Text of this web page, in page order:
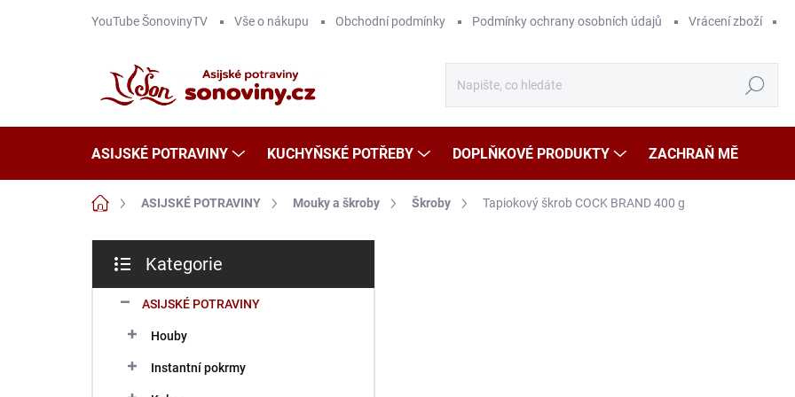
YouTube ŠonovinyTV Vše o nákupu Obchodní podmínky Podmínky ochrany osobních údajů Vrácení zboží
Hledat
ASIJSKÉ POTRAVINY KUCHYŇSKÉ POTŘEBY DOPLŇKOVÉ PRODUKTY ZACHRAŇ MĚ
Domů ASIJSKÉ POTRAVINY Mouky a škroby Škroby Tapiokový škrob COCK BRAND 400 g
s
kategorie
Kategorie
ASIJSKÉ POTRAVINY
Houby
Instantní pokrmy